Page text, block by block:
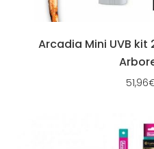
Arcadia Mini UVB kit
51,96